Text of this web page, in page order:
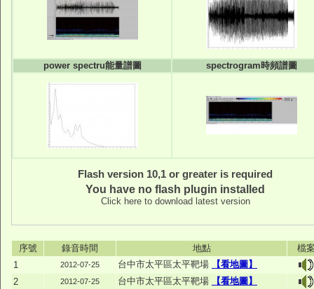
power spectru能量譜圖 spectrogram時頻譜圖
Flash version 10,1 or greater is required
You have no flash plugin installed
Click here to download latest version
序號 錄音時間 地點
檔
1
2012-07-25 台中市太平區太平靶場
【看地圖】
2
2012-07-25 台中市太平區太平靶場
【看地圖】